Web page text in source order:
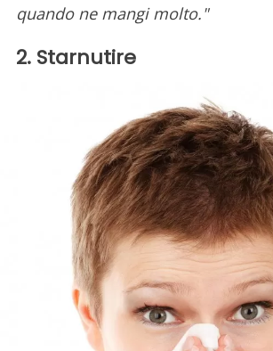
quando ne mangi molto."
2. Starnutire